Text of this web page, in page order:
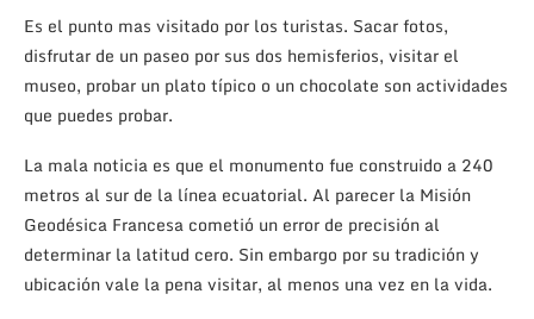
Es el punto mas visitado por los turistas. Sacar fotos,
disfrutar de un paseo por sus dos hemisferios, visitar el
museo, probar un plato típico o un chocolate son actividades
que puedes probar.
La mala noticia es que el monumento fue construido a 240
metros al sur de la línea ecuatorial. Al parecer la Misión
Geodésica Francesa cometió un error de precisión al
determinar la latitud cero. Sin embargo por su tradición y
ubicación vale la pena visitar, al menos una vez en la vida.